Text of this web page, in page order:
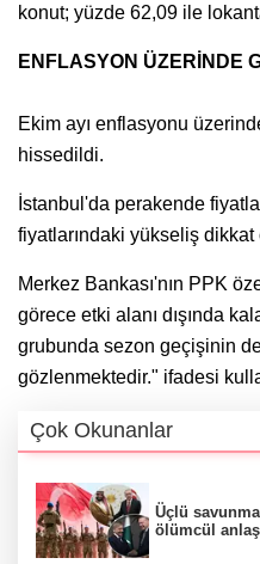
konut; yüzde 62,09 ile
ENFLASYON ÜZERİNDE
Ekim ayı enflasyonu
hissedildi.
İstanbul'da perakende
fiyatlarındaki yükseliş dikkat
Merkez Bankası'nın PPK
görece etki alanı dışında
grubunda sezon geçişinin
gözlenmektedir." ifadesi
Çok Okunanlar
Üçlü
ölümcül